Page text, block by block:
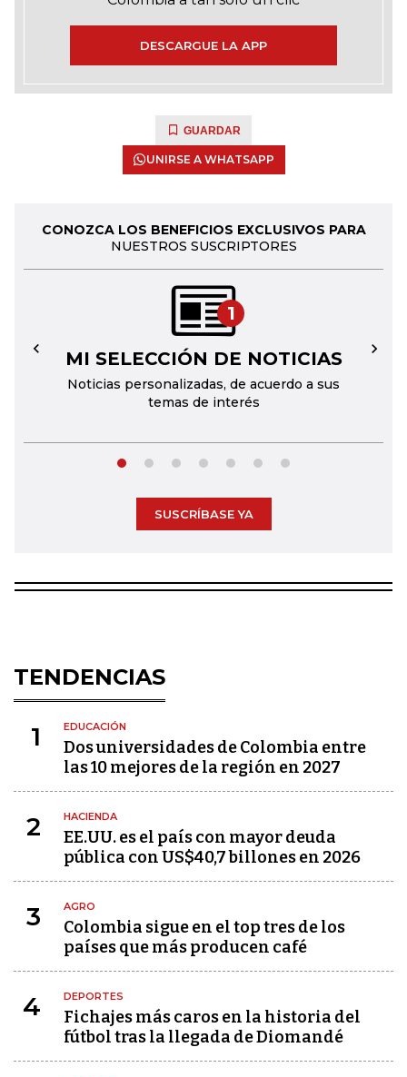
DESCARGUE LA APP
GUARDAR
UNIRSE A WHATSAPP
CONOZCA LOS BENEFICIOS EXCLUSIVOS PARA
NUESTROS SUSCRIPTORES
1
MI SELECCIÓN DE NOTICIAS
Noticias personalizadas, de acuerdo a sus
temas de interés
← →
SUSCRÍBASE YA
TENDENCIAS
1 EDUCACIÓN
Dos universidades de Colombia entre
las 10 mejores de la región en 2027
2 HACIENDA
EE.UU. es el país con mayor deuda
pública con US$40,7 billones en 2026
3 AGRO
Colombia sigue en el top tres de los
países que más producen café
4 DEPORTES
Fichajes más caros en la historia del
fútbol tras la llegada de Diomandé